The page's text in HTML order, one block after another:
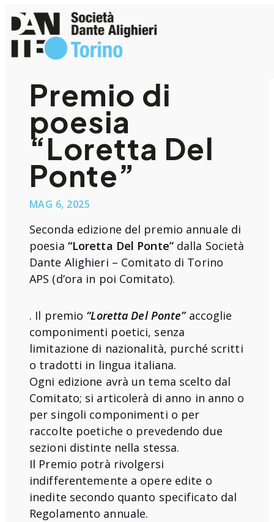
Vai
al
contenuto
Premio di
poesia
“Loretta Del
Ponte”
MAG 6, 2025
Seconda edizione del premio annuale di
poesia “Loretta Del Ponte”dalla Società
Dante Alighieri – Comitato di Torino
APS (d’ora in poi Comitato).
. Il premio “Loretta Del Ponte”accoglie
componimenti poetici, senza
limitazione di nazionalità, purché scritti
o tradotti in lingua italiana.
Ogni edizione avrà un tema scelto dal
Comitato; si articolerà di anno in anno o
per singoli componimenti o per
raccolte poetiche o prevedendo due
sezioni distinte nella stessa.
Il Premio potrà rivolgersi
indifferentemente a opere edite o
inedite secondo quanto specificato dal
Regolamento annuale.